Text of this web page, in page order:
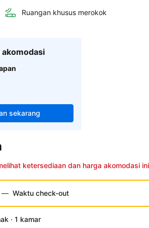
Ruangan khusus merokok
akomodasi
sekarang
ketersediaan dan harga akomodasi ini
— Waktu check-out
· 1 kamar